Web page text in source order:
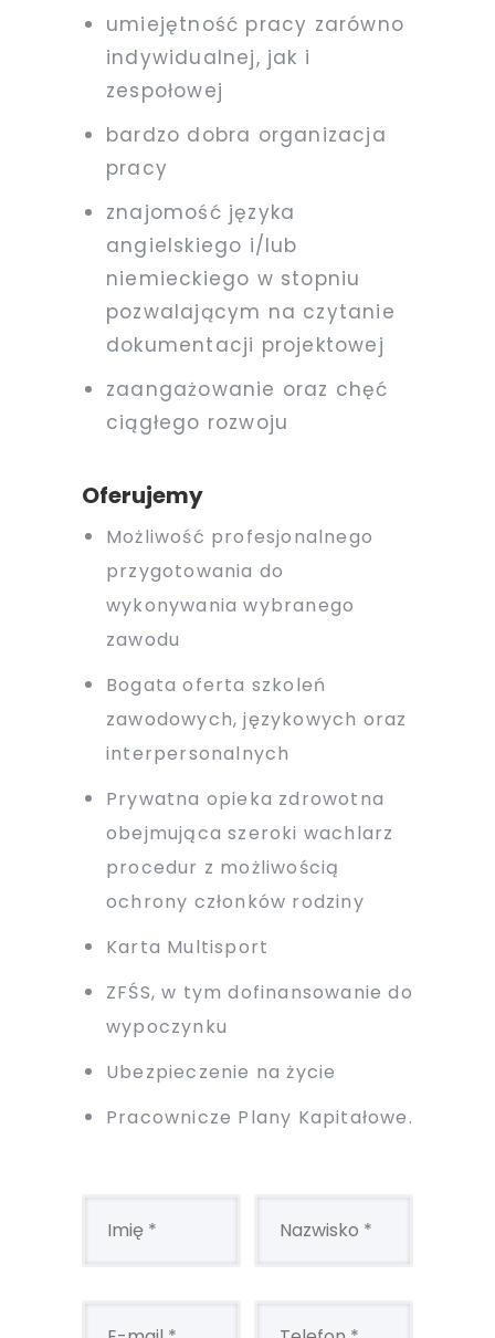
umiejętność pracy zarówno
indywidualnej, jak i
zespołowej
bardzo dobra organizacja
pracy
znajomość języka
angielskiego i/lub
niemieckiego w stopniu
pozwalającym na czytanie
dokumentacji projektowej
zaangażowanie oraz chęć
ciągłego rozwoju
Oferujemy
Możliwość profesjonalnego
przygotowania do
wykonywania wybranego
zawodu
Bogata oferta szkoleń
zawodowych, językowych oraz
interpersonalnych
Prywatna opieka zdrowotna
obejmująca szeroki wachlarz
procedur z możliwością
ochrony członków rodziny
Karta Multisport
ZFŚS, w tym dofinansowanie do
wypoczynku
Ubezpieczenie na życie
Pracownicze Plany Kapitałowe.